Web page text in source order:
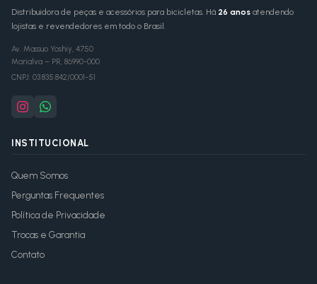
Distribuidora de peças e acessórios para bicicletas. Há 26 anos atendendo
lojistas e revendedores em todo o Brasil.
Av. Massuo Yoshiy, 4750
Marialva – PR, 86990-000
CNPJ: 03.835.842/0001-51
INSTITUCIONAL
Quem Somos
Perguntas Frequentes
Política de Privacidade
Trocas e Garantia
Contato